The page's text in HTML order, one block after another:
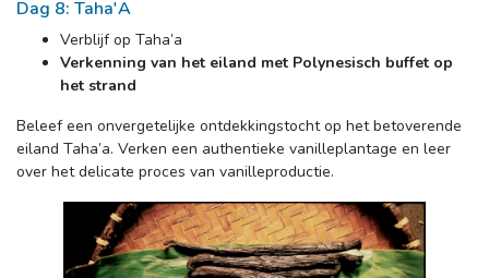
Dag 8: Taha'A
Verblijf op Taha’a
Verkenning van het eiland met Polynesisch buffet op
het strand
Beleef een onvergetelijke ontdekkingstocht op het betoverende
eiland Taha’a. Verken een authentieke vanilleplantage en leer
over het delicate proces van vanilleproductie.